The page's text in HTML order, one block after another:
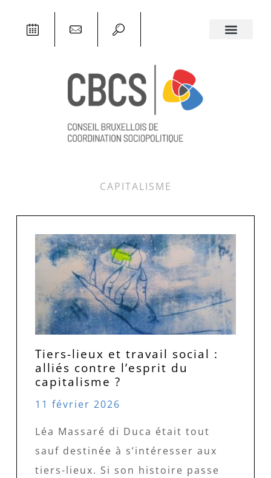
CAPITALISME
Tiers-lieux et travail social :
alliés contre l’esprit du
capitalisme ?
11 février 2026
Léa Massaré di Duca était tout
sauf destinée à s’intéresser aux
tiers-lieux. Si son histoire passe